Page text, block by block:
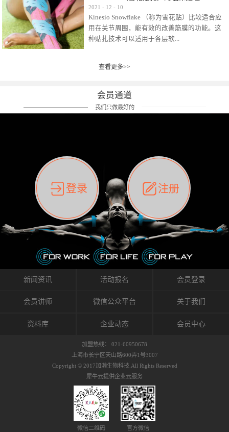
论从皮肤适应性还是本人皮肤本身就不属于不
易过敏的那种，基本不会有过敏瘙痒的情况。
但是，当身体不适、休息不好、持续紧张等特
殊因素的影响下，有时还是会出现瘙痒过敏的
前后后居家近30天左右，感觉日子都日夜颠倒
痛影响走路。当天疼痛部贴了EDF和胃十字，膝
关节贴了半月板贴布。第2天第12肋部的EDF和
消失，贴布也没有出现进一步瘙痒过敏。而膝
关节的半月板贴布张力用的100%，但自始至终
它都很坚强的贴着，没有出现过任何瘙痒的迹
象。不同的条件下，同一个身体，不同的部位
皮肤的敏感度也有不同。因此我们KINESIO要做
的，是在研发生产过程中竭尽全力的降低致敏
性，减少贴布本身带来的致敏率。那到底是什
么原因引起的过敏瘙痒呢？我整理了以下内容
仅供大家参考，希望能给予大家帮助。首先我
们分析解剖下过敏的原因，然后简说一下
KINESIO贴布贴扎后预防应对。我把导致过敏的
原因，简单分为外因和内因。外因1，贴布贴布
括：1）面料的伸展率、回缩率、纤维的刺激
能会给皮肤带来过度的刺激，从而引起过敏瘙
Kinesio Taping Association International
（KTAI）名誉会长 身体具有免疫、疼痛、细胞
破坏、发热、修复、增殖、再生等自然愈合能
力。 多作为细胞因子存在于皮肤表皮、真皮、
扎疗法）的效果是通过创造一个环境，使每种
以激发身体的自然愈合能力。 通常，药物会削
弱细胞因子的作用，单方面还会引起副作用的
症状。 与此相比，Kinesio肌内效贴创造了细
的控制仍有许多未知。 细胞因子是一种酵素，
各种各样的酵素起着适当的作用，为细胞创造
了适合居住的环境。 在现代医学上，这种细胞
因子是一种酶的观点往往被否定，但在体内有
有毒细菌和无毒细菌，它们起着保持身体平衡
的作用。 Kinesio肌内效贴不像药物那样在短时
间内表现出症状，而是通过花费时间创造一个
对身体没有伤害（副作用等）的环境来减轻症
状。 但是，由于营养、精神、运动的平衡被破
坏，各种细胞就会发生病态变化。 在一定的状
态下，细胞因子会自动捕捉异常，并在细胞之
间传递适当的修复信息。可以收集各自所需的
因子级联；细胞因子的连锁反应）。 如果这种
者甚至提供不需要的物质。 因此，身体所需的
自然愈合能力不仅不能发挥作用，反而会造成
恶化的环境。Kinesio肌内效贴的作用，就是解
决这些问题。 KinesioTaping ® （Kinesio贴扎
疗法）的概念是空（空间），动（流动），冷
（抑制热的上升），为了实现这些，贴布的质
作出来。 特别地，Kinesio Medical
Tappling®（Kinesio医疗贴扎）通过从皮肤表面
长时间给予适...
2021 - 12 - 10
Kinesio Snowflake （称为雪花贴）比较适合应
用在关节周围，能有效的改善筋膜的功能。这
种贴扎技术可以适用于各层软...
组织:肌肉，肌腱，韧带（主要围绕有问题的关
状，而是指贴布本身很重量，以及贴布刺激的
类型。贴布的应用充分利用了体内由间质液组
成的自然流体力学的流体层。这种轻微的刺激
间，还可以在单片贴布上提供支持和深度刺
激。通过对间质液的适当控制，可以连接皮下
筋膜，对关节进行非常轻柔的刺激，增加患部
的治疗区域。 snowflake“雪花”贴布不会妨碍皮
肤上下左右运动，有效的辅助修复关节周围组
织的筋膜。它可以作用于关节或肌肉表面，释
放压力，刺激深层筋膜。“雪花”贴扎疗法是一
种可以改变肌肉、筋膜和间质液之间自然流动
关系的方法。 间质液间质被称为人体的新器
官。研究人员认为，整个身体的网络是由坚韧
且柔软的蛋白质结构所支撑的相互连接的充满
流体的空间构成的。如果作为脏器，这是人体
最大的脏器，约占体重的20%（相比之下，皮
内流通，有助于细胞的再生和恢复。“1”“雪花”
周围进行轻柔的刺激，改善受影响的关节和肌
到辅助修复损伤组织的作用。对组织的营养供
膜，韧带和关节周围皮下组织的关节囊。 流
体力学理论加濑博士-Kinesio肌内效贴布的发明
人流体力学理论是以对日常生活产生反复影响
的纤细筋膜的性质为焦点。 筋膜容易受到外部
查看更多>>
会员通道
我们只做最好的
登录 注册
新闻资讯 活动报名 会员登录
会员讲师 微信公众平台 关于我们
资料库 企业动态 会员中心
加盟热线： 021-60950678
上海市长宁区天山路600弄1号3007
Copyright © 2017加濑生物科技.All Rights Reserved
犀牛云提供企业云服务
微信二维码 官方微信